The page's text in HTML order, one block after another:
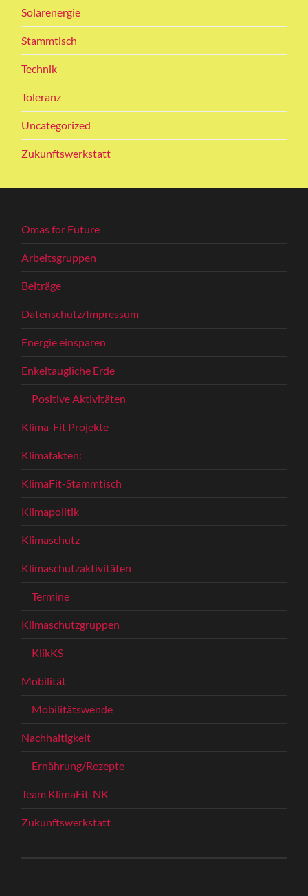
Solarenergie
Stammtisch
Technik
Toleranz
Uncategorized
Zukunftswerkstatt
Omas for Future
Arbeitsgruppen
Beiträge
Datenschutz/Impressum
Energie einsparen
Enkeltaugliche Erde
Positive Aktivitäten
Klima-Fit Projekte
Klimafakten:
KlimaFit-Stammtisch
Klimapolitik
Klimaschutz
Klimaschutzaktivitäten
Termine
Klimaschutzgruppen
KlikKS
Mobilität
Mobilitätswende
Nachhaltigkeit
Ernährung/Rezepte
Team KlimaFit-NK
Zukunftswerkstatt